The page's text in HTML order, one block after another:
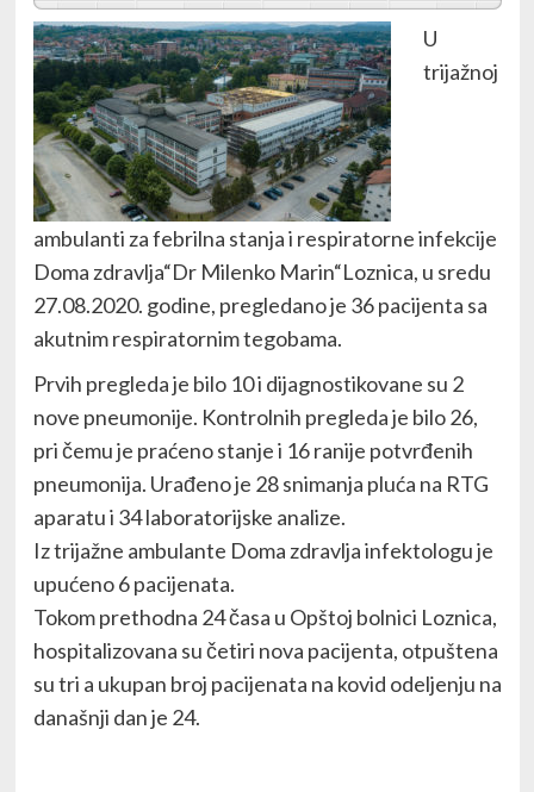
U
trijažnoj
ambulanti za febrilna stanja i respiratorne infekcije
Doma zdravlja“Dr Milenko Marin“Loznica, u sredu
27.08.2020. godine, pregledano je 36 pacijenta sa
akutnim respiratornim tegobama.
Prvih pregleda je bilo 10 i dijagnostikovane su 2
nove pneumonije. Kontrolnih pregleda je bilo 26,
pri čemu je praćeno stanje i 16 ranije potvrđenih
pneumonija. Urađeno je 28 snimanja pluća na RTG
aparatu i 34 laboratorijske analize.
Iz trijažne ambulante Doma zdravlja infektologu je
upućeno 6 pacijenata.
Tokom prethodna 24 časa u Opštoj bolnici Loznica,
hospitalizovana su četiri nova pacijenta, otpuštena
su tri a ukupan broj pacijenata na kovid odeljenju na
današnji dan je 24.